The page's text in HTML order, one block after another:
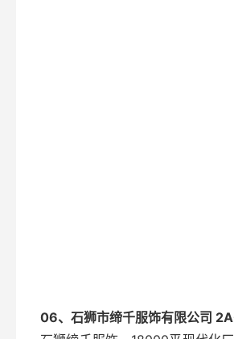
06、石狮市缔千服饰有限公司